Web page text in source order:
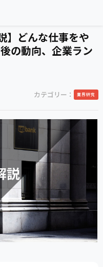
】どんな仕事をや
の動向、企業ラン
カテゴリー： 業界研究